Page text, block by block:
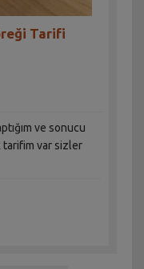
Tarifi
ve sonucu
tarifim var sizler